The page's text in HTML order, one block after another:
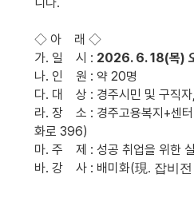
◇ 아 래 ◇
가. 일 시 : 2026. 6. 18(목)
나. 인 원 : 약 20명
다. 대 상 : 경주시민 및 구직자
라. 장 소 : 경주고용복지+센
화로 396)
마. 주 제 : 성공 취업을 위한 실
바. 강 사 : 배미화(現. 잡비